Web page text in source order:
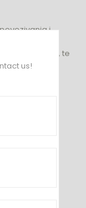
i
Vlasića,
subjekata, te
us!